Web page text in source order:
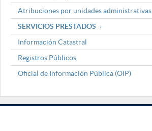
Atribuciones por unidades administrativas
SERVICIOS PRESTADOS
Información Catastral
Registros Públicos
Oficial de Información Pública (OIP)